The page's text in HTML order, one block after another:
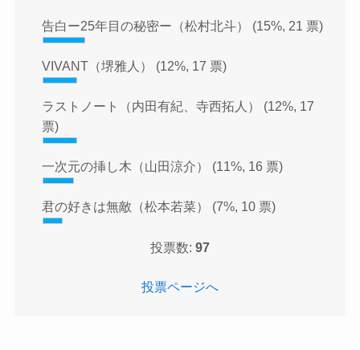
告白ー25年目の秘密ー（松村北斗） (15%, 21 票)
VIVANT（堺雅人） (12%, 17 票)
ラストノート（内田有紀、寺西拓人） (12%, 17
票)
一次元の挿し木（山田涼介） (11%, 16 票)
君の好きは無敵（松本若菜） (7%, 10 票)
投票数: 97
投票ページへ